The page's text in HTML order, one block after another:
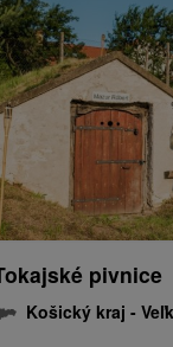
pivnice
Košický kraj -